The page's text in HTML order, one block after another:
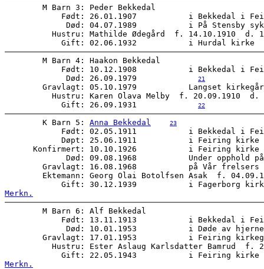
        M Barn 3: Peder Bekkedal
Født: 26.01.1907           i Bekkedal i
Død: 04.07.1989           i På Stensby
Hustru: Mathilde Ødegård  f. 14.10.1910
            Gift: 02.06.1932           i Hurdal kirke
        M Barn 4: Haakon Bekkedal
Født: 10.12.1908           i Bekkedal i
             Død: 26.09.1979
21
Gravlagt: 05.10.1979           Langset
Hustru: Karen Olava Melby  f. 20.09.1910
            Gift: 26.09.1931
22
        K Barn 5:
Anna Bekkedal 23
Født: 02.05.1911           i Bekkedal i
Døpt: 25.06.1911           i Feiring
Konfirmert: 10.10.1926           i Feiring
Død: 09.08.1968           Under opphold
Gravlagt: 16.08.1968           på Vår
Ektemann: Georg Olai Botolfsen Asak  f.
Gift: 30.12.1939           i Fagerborg
Merkn.
        M Barn 6: Alf Bekkedal
Født: 13.11.1913           i Bekkedal i
Død: 10.01.1953           i Døde av
Gravlagt: 17.01.1953           i Feiring
Hustru: Ester Aslaug Karlsdatter Bamrud
Gift: 22.05.1943           i Feiring
Merkn.